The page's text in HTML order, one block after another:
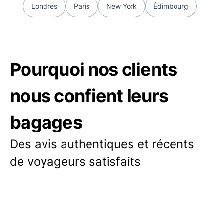
Londres Paris New York Édimbourg
Pourquoi nos clients
nous confient leurs
bagages
Des avis authentiques et récents
de voyageurs satisfaits